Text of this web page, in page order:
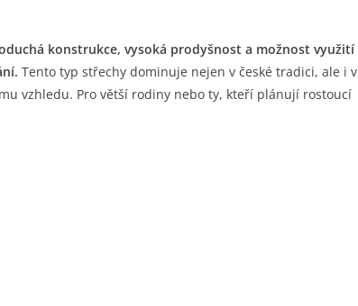
konstrukce, vysoká prodyšnost a možnost využití
Tento typ střechy dominuje nejen v české tradici, ale i v
vzhledu. Pro větší rodiny nebo ty, kteří plánují rostoucí